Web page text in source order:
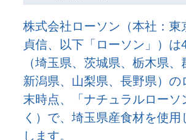
株式会社ローソン（本社：
貞信、以下「ローソン」）
（埼玉県、茨城県、栃木県
新潟県、山梨県、長野県）
末時点、「ナチュラルロー
く）で、埼玉県産食材を使
します。